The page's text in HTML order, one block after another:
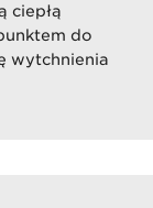
ciepłą
do
wytchnienia